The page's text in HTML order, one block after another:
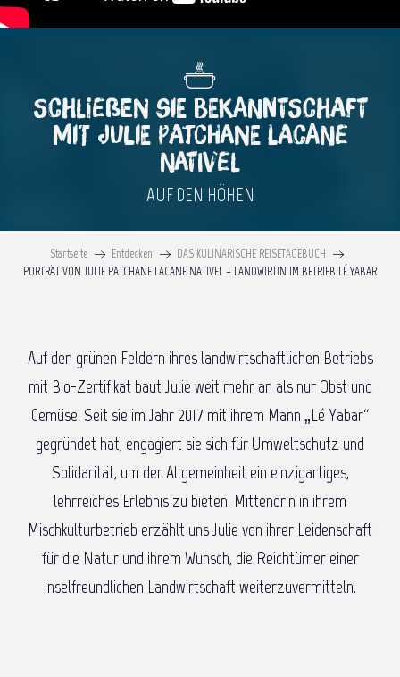
SCHLIEßEN SIE BEKANNTSCHAFT
MIT JULIE PATCHANE LACANE
NATIVEL
AUF DEN HÖHEN
Startseite Entdecken
DAS KULINARISCHE REISETAGEBUCH
PORTRÄT VON JULIE PATCHANE LACANE NATIVEL – LANDWIRTIN IM BETRIEB LÉ YABAR
Auf den grünen Feldern ihres landwirtschaftlichen Betriebs
mit Bio-Zertifikat baut Julie weit mehr an als nur Obst und
Gemüse. Seit sie im Jahr 2017 mit ihrem Mann „Lé Yabar“
gegründet hat, engagiert sie sich für Umweltschutz und
Solidarität, um der Allgemeinheit ein einzigartiges,
lehrreiches Erlebnis zu bieten. Mittendrin in ihrem
Mischkulturbetrieb erzählt uns Julie von ihrer Leidenschaft
für die Natur und ihrem Wunsch, die Reichtümer einer
inselfreundlichen Landwirtschaft weiterzuvermitteln.